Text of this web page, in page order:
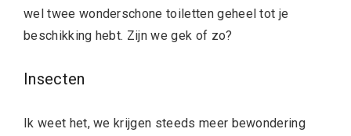
wel twee wonderschone toiletten geheel tot je
beschikking hebt. Zijn we gek of zo?
Insecten
Ik weet het, we krijgen steeds meer bewondering